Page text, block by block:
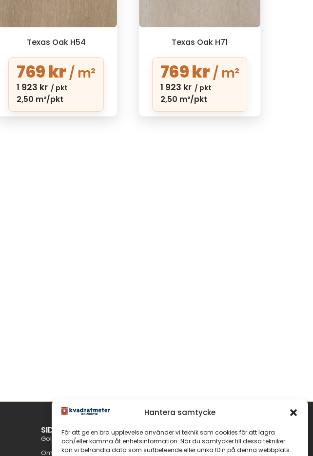
Hantera samtycke
För att ge en bra upplevelse använder vi teknik som cookies för att lagra
och/eller komma åt enhetsinformation. När du samtycker till dessa tekniker
kan vi behandla data som surfbeteende eller unika ID:n på denna webbplats.
Texas Oak H54
769kr / m²
1 923 kr / pkt
2,50 m²/pkt
Texas Oak H71
769kr / m²
1 923 kr / pkt
2,50 m²/pkt
SIDOR
Golvguiden
Om oss
GOLV
Massiva trägolv
Parkettgolv